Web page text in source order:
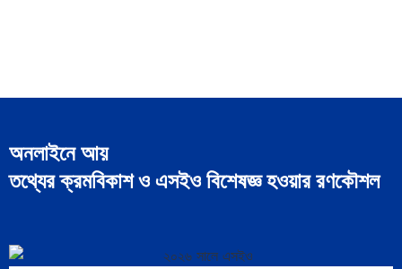
অনলাইনে আয়
তথ্যের ক্রমবিকাশ ও এসইও বিশেষজ্ঞ হওয়ার রণকৌশল